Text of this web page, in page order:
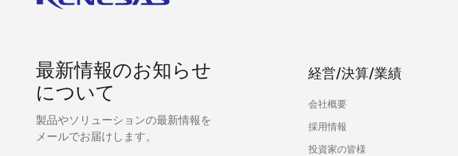
最新情報のお知らせ
について
製品やソリューションの最新情報を
メールでお届けします。
経営/決算/業績
会社概要
採用情報
投資家の皆様